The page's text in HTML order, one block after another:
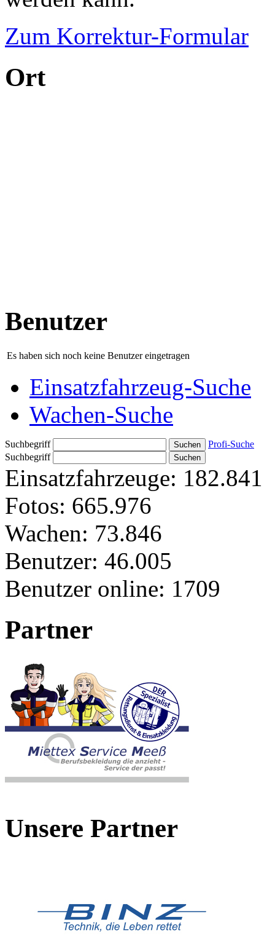
Zum Korrektur-Formular
Ort
Benutzer
Es haben sich noch keine Benutzer eingetragen
Einsatzfahrzeug-Suche
Wachen-Suche
Suchbegriff
Profi-Suche
Suchbegriff
Einsatzfahrzeuge: 182.841
Fotos: 665.976
Wachen: 73.846
Benutzer: 46.005
Benutzer online: 1709
Partner
Unsere Partner